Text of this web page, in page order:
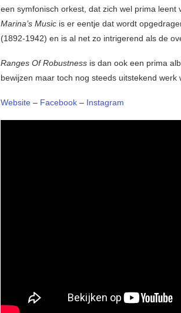
een symfonisch orkest, dat zich wel prima leent
Marina’s Music is er eentje dat wordt
(1892-1942) en is al net zo intrigerend als de
Ranges Of Robustness is dan ook een prima
bewijzen maar toch nog steeds uitstekend werk
Website – Facebook – Instagram